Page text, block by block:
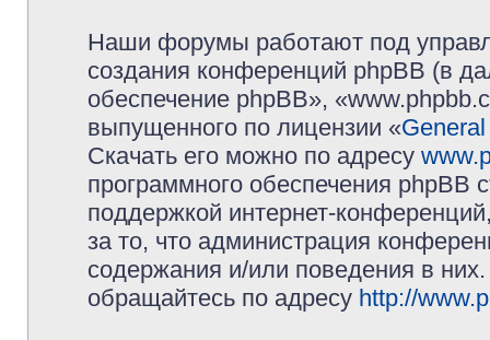
Наши форумы работают под
создания конференций phpBB (в
обеспечение phpBB»,
выпущенного по лицензии «
Скачать его можно по адресу
программного обеспечения phpBB
поддержкой интернет-
за то, что администрация
содержания и/или поведения в
обращайтесь по адресу http://